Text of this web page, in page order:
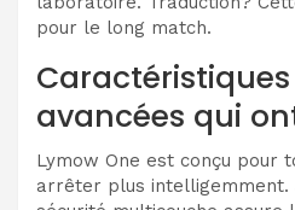
pour le long match.
avancées qui
Lymow One est conçu pour
arrêter plus intelligemment.